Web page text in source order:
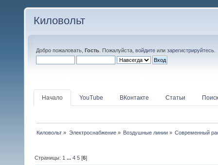
Киловольт
Добро пожаловать, Гость . Пожалуйста, войдите или зарегистрируйтесь
Начало YouTube ВКонтакте Статьи Поиск
Киловольт » Электроснабжение» Воздушные линии» Современный
Страницы: 1 ...4 5 [6]